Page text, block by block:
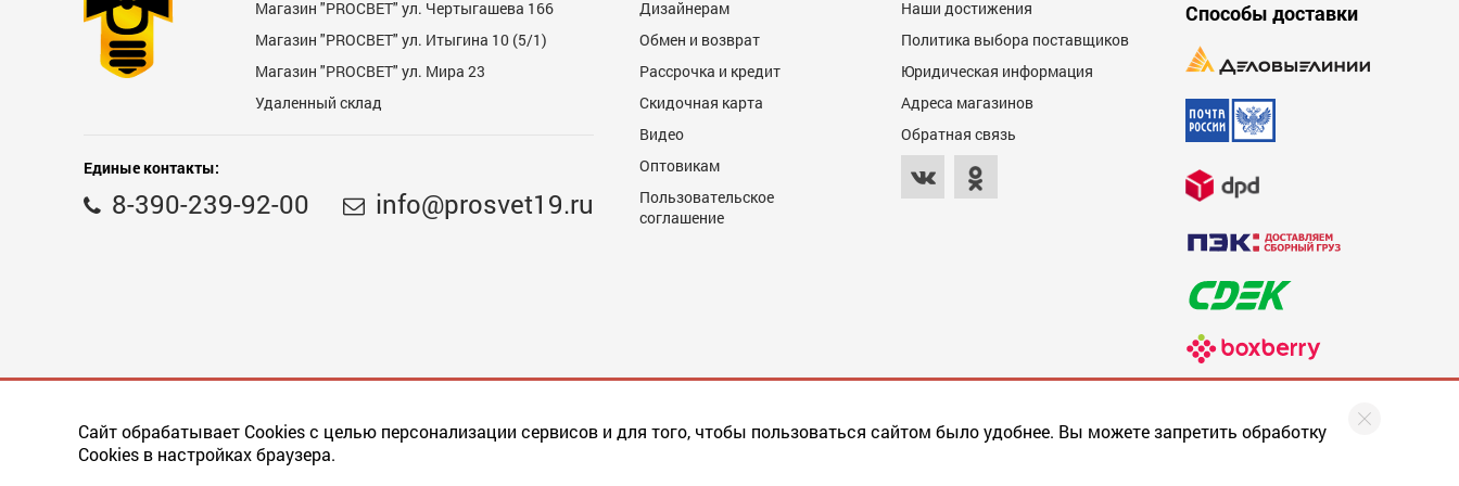
Недостатки 600
Сайт обрабатывает Cookies с целью персонализации сервисов и для того, чтобы пользоваться сайтом было удобнее. Вы можете запретить обработку
Cookies в настройках браузера.
Магазин "PROCBET" ул. Чертыгашева 166
Магазин "PROCBET" ул. Итыгина 10 (5/1)
Магазин "PROСВЕТ" ул. Мира 23
Удаленный склад
Единые контакты:
8-390-239-92-00 info@prosvet19.ru
Дизайнерам
Обмен и возврат
Рассрочка и кредит
Скидочная карта
Видео
Оптовикам
Пользовательское
соглашение
Наши достижения
Политика выбора поставщиков
Юридическая информация
Адреса магазинов
Обратная связь
Способы доставки